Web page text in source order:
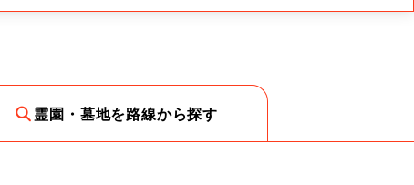
霊園・墓地を路線から探す